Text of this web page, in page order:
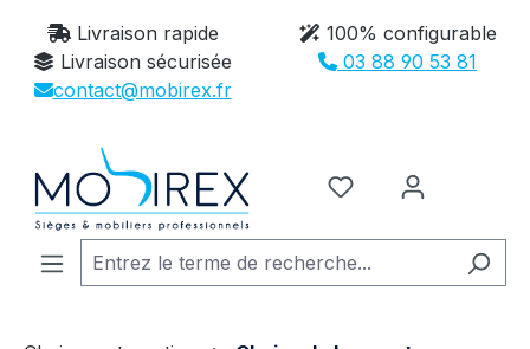
Passer au contenu principal
Livraison rapide
100% configurable
Livraison sécurisée
03 88 90 53 81
contact@mobirex.fr
Vous avez 0